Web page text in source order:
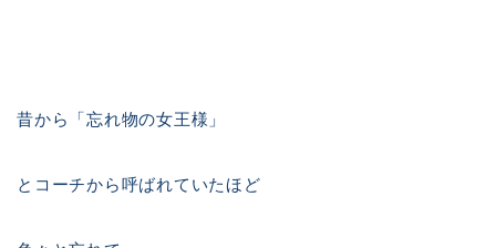
昔から「忘れ物の女王様」
とコーチから呼ばれていたほど